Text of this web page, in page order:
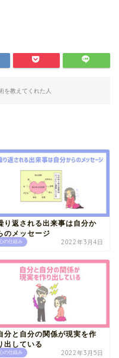
を教えてくれた人
の仕組み
り返される出来事は自分か
のメッセージ
2022年3月4日
の仕組み
分と自分の関係が現実を作
出している
2022年3月5日